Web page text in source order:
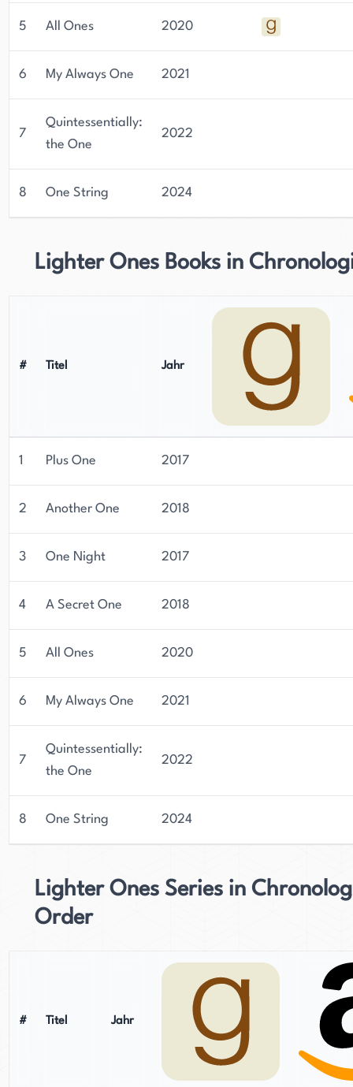
5 All Ones 2020
6 My Always One 2021
7
Quintessentially:
the One
2022
8 One String 2024
Lighter Ones Books in
# Titel Jahr
1 Plus One 2017
2 Another One 2018
3 One Night 2017
4 A Secret One 2018
5 All Ones 2020
6 My Always One 2021
7
Quintessentially:
the One
2022
8 One String 2024
Lighter Ones Series in
Order
# Titel Jahr